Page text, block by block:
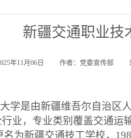
新疆交通职业技
年11月06日 作者：党委宣传部
学是由新疆维吾尔自治区
业，专业类别覆盖交通运
名为新疆交通技工学校，